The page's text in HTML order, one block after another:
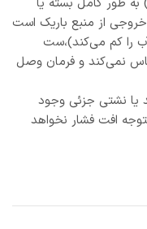
طور کامل بسته یا
از منبع باریک است
را کم می‌کند)،ست
نمی‌کند و فرمان وصل
یا نشتی جزئی وجود
افت فشار نخواهد